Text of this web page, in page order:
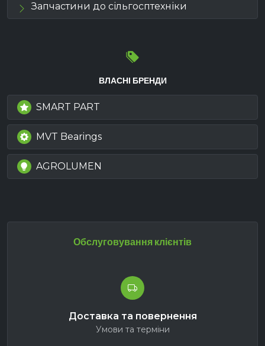
Запчастини до сільгосптехніки
ВЛАСНІ БРЕНДИ
SMART PART
MVT Bearings
AGROLUMEN
Обслуговування клієнтів
Доставка та повернення
Умови та терміни